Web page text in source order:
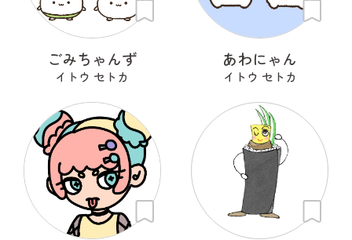
ごみちゃんず
イトウ セトカ
あわにゃん
イトウ セトカ